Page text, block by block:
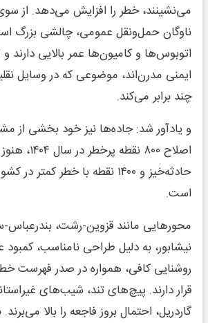
می‌نشینند، خطر را افزایش می‌دهد. از
ناوگان حمل‌ونقل عمومی، چالشی بزرگ
اتوبوس‌ها و کامیون‌ها عمر بالایی دارند و
ایمنی مدرن‌اند، موضوعی که در وسایل
چند برابر می‌کند.
و یادآور شد: جاده‌ها نیز خود بخشی از
حادثه‌خیز و ۱۴۰۰ نقطه با خطر کمتر
است.
محورهایی مانند قزوین-رشت،
نیشابور، به دلیل طراحی نامناسب، کمبود
روشنایی کافی، همواره در صدر فهرست
قرار دارند. پیچ‌های تند، شیب‌های
گاردریل، احتمال بروز فاجعه را بالا